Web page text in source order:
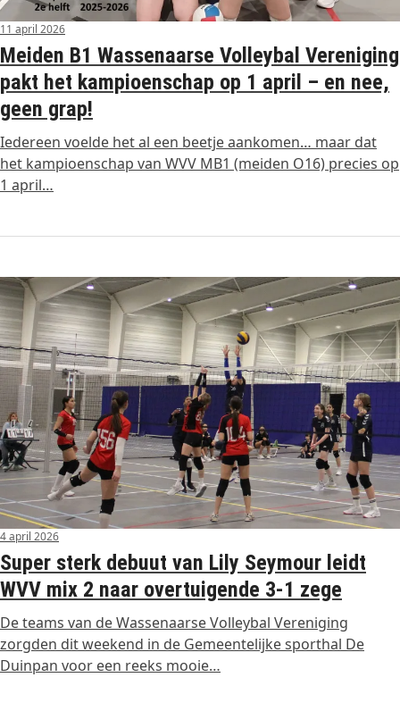
11 april 2026
Meiden B1 Wassenaarse Volleybal Vereniging
pakt het kampioenschap op 1 april – en nee,
geen grap!
Iedereen voelde het al een beetje aankomen… maar dat
het kampioenschap van WVV MB1 (meiden O16) precies op
1 april…
4 april 2026
Super sterk debuut van Lily Seymour leidt
WVV mix 2 naar overtuigende 3-1 zege
De teams van de Wassenaarse Volleybal Vereniging
zorgden dit weekend in de Gemeentelijke sporthal De
Duinpan voor een reeks mooie…